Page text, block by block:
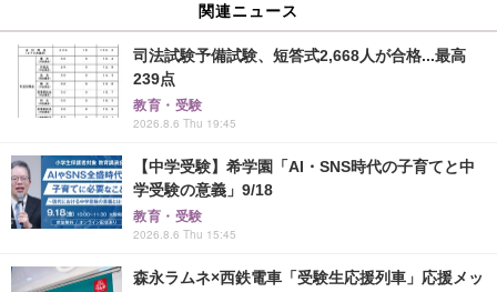
関連ニュース
司法試験予備試験、短答式2,668人が合格...最高
239点
教育・受験
2026.8.6 Thu 19:45
【中学受験】希学園「AI・SNS時代の子育てと中
学受験の意義」9/18
教育・受験
2026.8.6 Thu 15:45
森永ラムネ×西鉄電車「受験生応援列車」応援メッ